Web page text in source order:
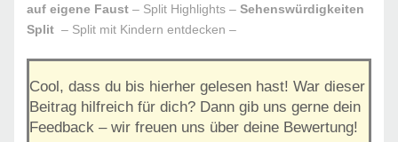
auf eigene Faust – Split Highlights –Sehenswürdigkeiten
Split – Split mit Kindern entdecken –
Cool, dass du bis hierher gelesen hast! War dieser
Beitrag hilfreich für dich? Dann gib uns gerne dein
Feedback – wir freuen uns über deine Bewertung!